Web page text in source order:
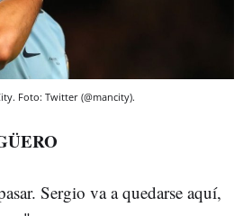
Foto: Twitter (@mancity).
Sergio va a quedarse aquí,